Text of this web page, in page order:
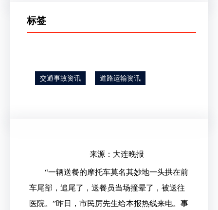
标签
交通事故资讯 道路运输资讯
来源：大连晚报
“一辆送餐的摩托车莫名其妙地一头拱在前
车尾部，追尾了，送餐员当场撞晕了，被送往
医院。”昨日，市民厉先生给本报热线来电。事